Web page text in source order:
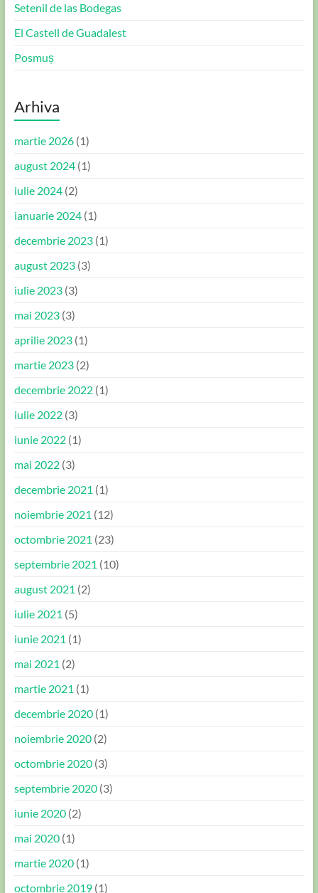
Setenil de las Bodegas
El Castell de Guadalest
Posmuș
Arhiva
martie 2026(1)
august 2024(1)
iulie 2024(2)
ianuarie 2024(1)
decembrie 2023(1)
august 2023(3)
iulie 2023(3)
mai 2023(3)
aprilie 2023(1)
martie 2023(2)
decembrie 2022(1)
iulie 2022(3)
iunie 2022(1)
mai 2022(3)
decembrie 2021 (1)
noiembrie 2021 (12)
octombrie 2021 (23)
septembrie 2021 (10)
august 2021 (2)
iulie 2021 (5)
iunie 2021 (1)
mai 2021 (2)
martie 2021 (1)
decembrie 2020(1)
noiembrie 2020(2)
octombrie 2020(3)
septembrie 2020(3)
iunie 2020(2)
mai 2020(1)
martie 2020(1)
octombrie 2019(1)